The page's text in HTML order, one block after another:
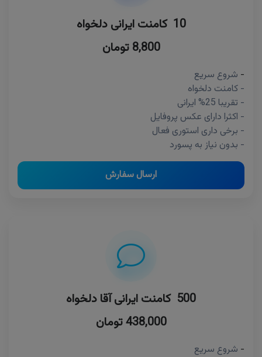
10 کامنت ایرانی دلخواه
8,800 تومان
- شروع سریع
- کامنت دلخواه
- تقریبا 25% ایرانی
- اکثرا دارای عکس پروفایل
- برخی داری استوری فعال
- بدون نیاز به پسورد
ارسال سفارش
500 کامنت ایرانی آقا دلخواه
438,000 تومان
- شروع سریع